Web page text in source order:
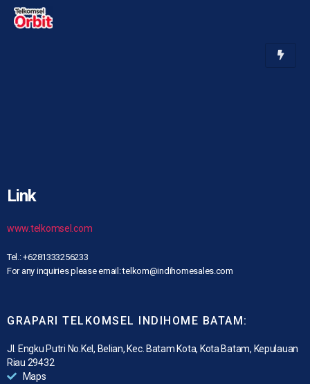
Link
www.telkomsel.com
Tel.: +6281333256233
For any inquiries please email: telkom@indihomesales.com
GRAPARI TELKOMSEL INDIHOME BATAM:
Jl. Engku Putri No.Kel, Belian, Kec. Batam Kota, Kota Batam, Kepulauan
Riau 29432
Maps